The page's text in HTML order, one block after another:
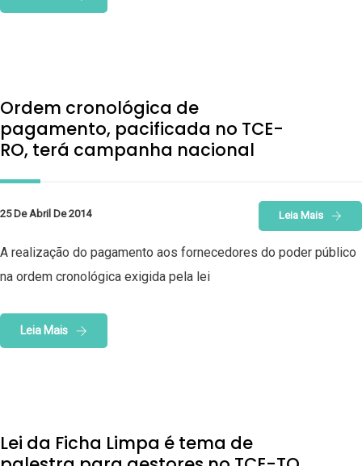
Ordem cronológica de
pagamento, pacificada no TCE-
RO, terá campanha nacional
25 De Abril De 2014 Leia Mais
A realização do pagamento aos fornecedores do poder público
na ordem cronológica exigida pela lei
Leia Mais
Lei da Ficha Limpa é tema de